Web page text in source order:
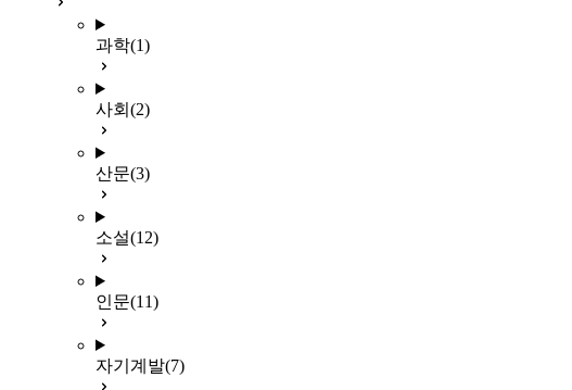
과학(1)
사회 (2)
산문(3)
소설(12)
인문(11)
자기계발(7)